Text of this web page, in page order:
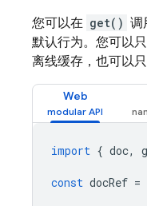
您可以在 get() 调
默认行为。您可以
离线缓存，也可以
Web
import { doc,
const docRef =